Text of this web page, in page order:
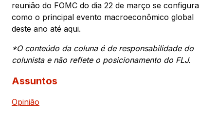
reunião do FOMC do dia 22 de março se configura
como o principal evento macroeconômico global
deste ano até aqui.
*O conteúdo da coluna é de responsabilidade do
colunista e não reflete o posicionamento do FLJ.
Assuntos
Opinião